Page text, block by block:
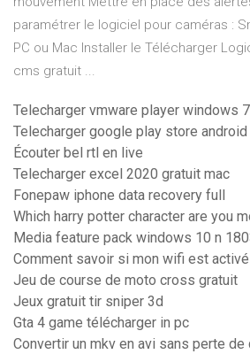
paramétrer le logiciel pour caméras :
PC ou Mac Installer le Télécharger
cms gratuit ...
Telecharger vmware player windows
Telecharger google play store android
Écouter bel rtl en live
Telecharger excel 2020 gratuit mac
Fonepaw iphone data recovery full
Which harry potter character are you
Media feature pack windows 10 n
Comment savoir si mon wifi est activé
Jeu de course de moto cross gratuit
Jeux gratuit tir sniper 3d
Gta 4 game télécharger in pc
Convertir un mkv en avi sans perte de